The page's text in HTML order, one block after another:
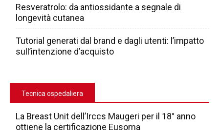
Resveratrolo: da antiossidante a segnale di
longevità cutanea
Tutorial generati dal brand e dagli utenti: l’impatto
sull’intenzione d’acquisto
Tecnica ospedaliera
La Breast Unit dell’Irccs Maugeri per il 18° anno
ottiene la certificazione Eusoma